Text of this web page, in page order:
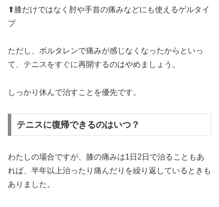
⬆︎膝だけではなく肘や手首の痛みなどにも使えるゲルタイ
プ
ただし、ボルタレンで痛みが感じなくなったからといっ
て、テニスをすぐに再開するのはやめましょう。
しっかり休んで治すことを優先です。
テニスに復帰できるのはいつ？
わたしの場合ですが、膝の痛みは1日2日で治ることもあ
れば、半年以上治ったり痛んだりを繰り返しているときも
ありました。